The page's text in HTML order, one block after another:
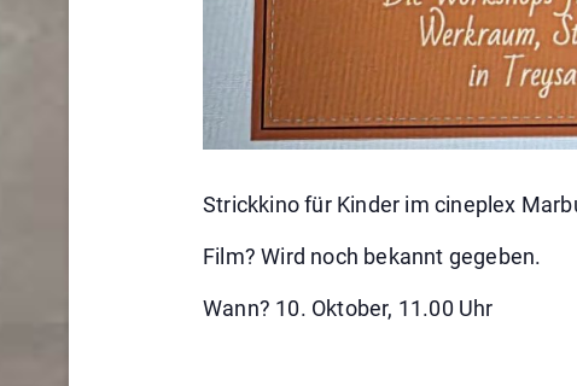
Strickkino für Kinder im cineplex
Film? Wird noch bekannt gegeben.
Wann? 10. Oktober, 11.00 Uhr